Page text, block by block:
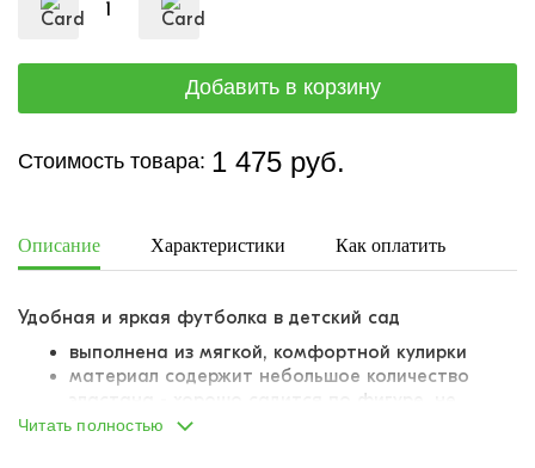
Стоимость товара: 1 475 руб.
Описание Характеристики Как оплатить
Удобная и яркая футболка в детский сад
выполнена из мягкой, комфортной кулирки
материал содержит небольшое количество
эластана - хорошо садится по фигуре, не
деформируется при стирке
Читать полностью